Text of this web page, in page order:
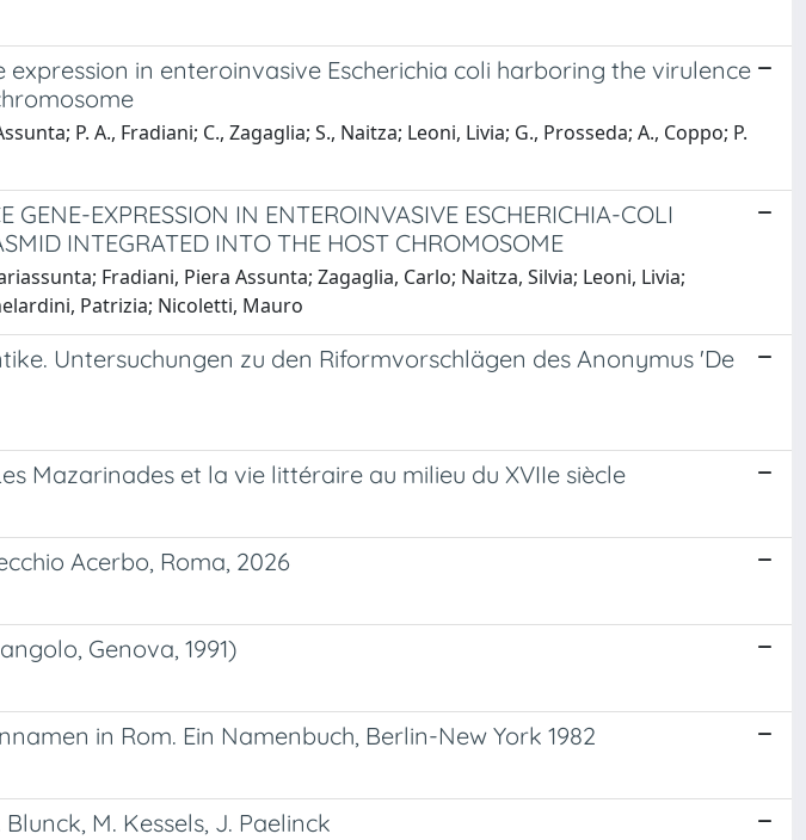
in enteroinvasive Escherichia coli harboring the virulence
P. A., Fradiani; C., Zagaglia; S., Naitza; Leoni, Livia; G., Prosseda; A., Coppo; P.
GENE-EXPRESSION IN ENTEROINVASIVE ESCHERICHIA-COLI
INTEGRATED INTO THE HOST CHROMOSOME
Fradiani, Piera Assunta; Zagaglia, Carlo; Naitza, Silvia; Leoni, Livia;
Patrizia; Nicoletti, Mauro
Untersuchungen zu den Riformvorschlägen des Anonymus 'De
Mazarinades et la vie littéraire au milieu du XVIIe siècle
Acerbo, Roma, 2026
Genova, 1991)
in Rom. Ein Namenbuch, Berlin-New York 1982
M. Kessels, J. Paelinck